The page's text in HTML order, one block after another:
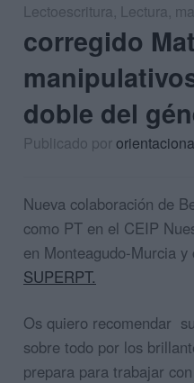
Lectoescritura, Lectura,
corregido
doble del
Publicado por
Nueva colaboración de
como PT en el CEIP
en Monteagudo-Murcia
SUPERPT.
Os quiero recomendar
sobre todo por los
prepara para trabajar